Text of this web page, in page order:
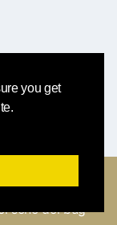
you get
o facci sapere
sono dei bug